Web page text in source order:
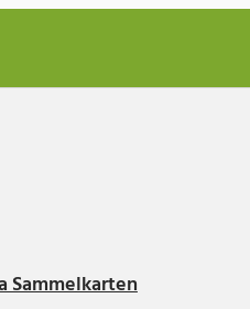
Sammelkarten